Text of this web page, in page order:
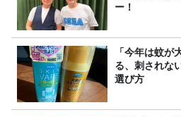
ー！
「今年は蚊が
る、刺されな
選び方